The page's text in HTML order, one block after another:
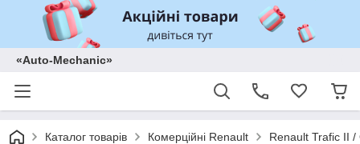
«Auto-Mechanic»
Каталог товарів Комерційні Renault Renault Trafic II